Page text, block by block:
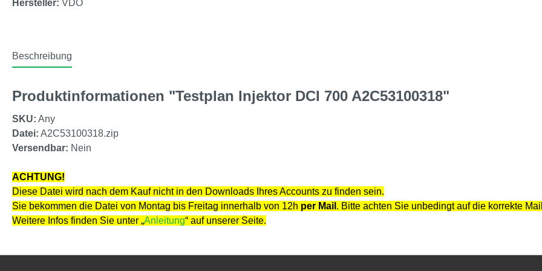
Hersteller: VDO
Beschreibung
Produktinformationen "Testplan Injektor DCI 700 A2C53100318"
SKU: Any
Datei: A2C53100318.zip
Versendbar: Nein
ACHTUNG!
Diese Datei wird nach dem Kauf nicht in den Downloads Ihres Accounts zu finden sein.
Sie bekommen die Datei von Montag bis Freitag innerhalb von 12h per Mail . Bitte achten Sie unbedingt auf die korrekte
Weitere Infos finden Sie unter „Anleitung“ auf unserer Seite.